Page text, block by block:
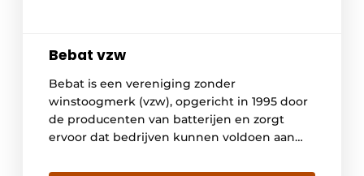
Bebat vzw
Bebat is een vereniging zonder
winstoogmerk (vzw), opgericht in 1995 door
de producenten van batterijen en zorgt
ervoor dat bedrijven kunnen voldoen aan
geeft gebruikte batterijen een nieuw leven